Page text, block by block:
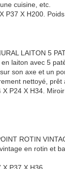
cuisine, etc.
P37 X H200.
LAITON 5
laiton avec 5
son axe et un
nettoyé, prêt
P24 X H34.
ROTIN
en rotin et